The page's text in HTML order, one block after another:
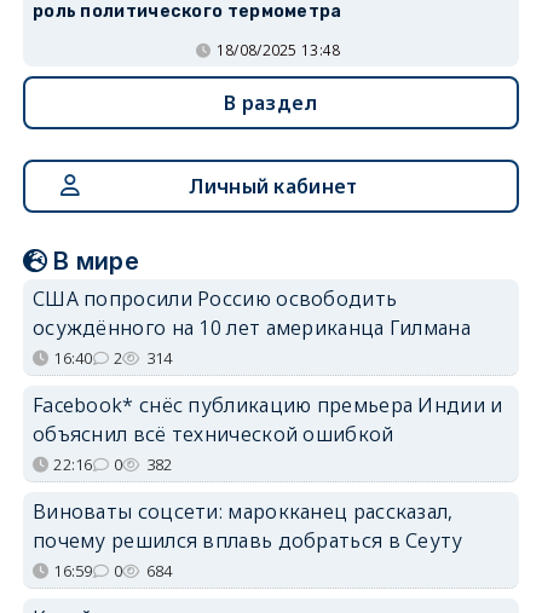
роль политического термометра
18/08/2025 13:48
В раздел
Личный кабинет
В мире
США попросили Россию освободить
осуждённого на 10 лет американца Гилмана
16:40 2 314
Facebook* снёс публикацию премьера Индии и
объяснил всё технической ошибкой
22:16 0 382
Виноваты соцсети: марокканец рассказал,
почему решился вплавь добраться в Сеуту
16:59 0 684